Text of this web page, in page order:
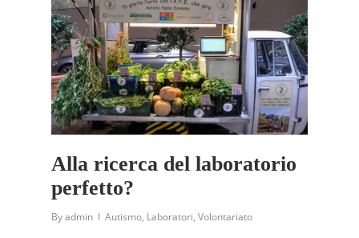
Alla ricerca del laboratorio
perfetto?
Byadmin Autismo, Laboratori, Volontariato